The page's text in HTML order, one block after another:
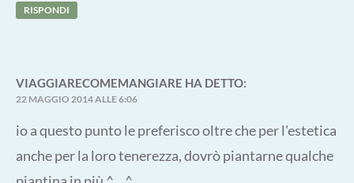
RISPONDI
VIAGGIARECOMEMANGIARE HA DETTO:
22 MAGGIO 2014 ALLE 6:06
io a questo punto le preferisco oltre che per l'estetica
anche per la loro tenerezza, dovrò piantarne qualche